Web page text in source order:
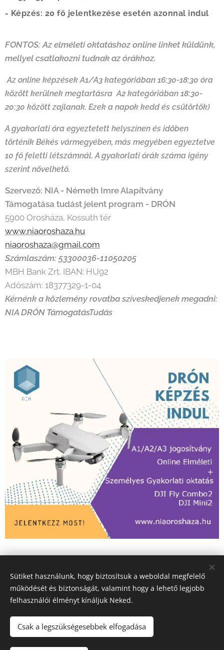
- Képzés: 20 fő jelentkezése esetén azonnal indul
FONTOS: Az elméleti oktatáshoz online linket küldünk,
mellyel csatlakozni tudnak az órákhoz.
Az online képzések A1/A3 kategóriában 16:30-18:30 óra
között kerülnek megtartásra A2 kategóriában 18:30-
20:30 között zajlanak. Ezek a napok kedd és csütörtök)
A gyakorlati óra egyeztetett helyszínen és időben
történik Békés vármegyében, más megyében egyeztetve
10 fő feletti létszámnál. A gyakorlati órák száma igény
szerint növelhető.
Szervező: NIA - Németh Imre Alapítvány
Támogatása tudást jelent program - DRÓN
5900 Orosháza, Kossuth tér
www.niaoroshaza.hu
niaoroshaza@gmail.com
Számlaszám: 53300036-11050205
MBH Bank Zrt. IBAN: HU92
Adószám: 18377329-1-04
Kérnénk a közlemény rovatba szíveskedjenek megadni:
NIA DRÓN TámogatásTudás
Facebook
niaoroshaza@gmail.com
Powered byWebnode
Sütiket használunk, hogy biztosítsuk a weboldal megfelelő
működését és biztonságát, valamint hogy a lehető legjobb
felhasználói élményt kínáljuk Neked.
Csak a legszükségesebbek elfogadása